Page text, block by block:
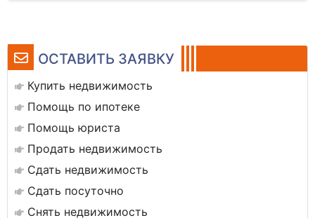
ОСТАВИТЬ ЗАЯВКУ
Купить недвижимость
Помощь по ипотеке
Помощь юриста
Продать недвижимость
Сдать недвижимость
Сдать посуточно
Снять недвижимость